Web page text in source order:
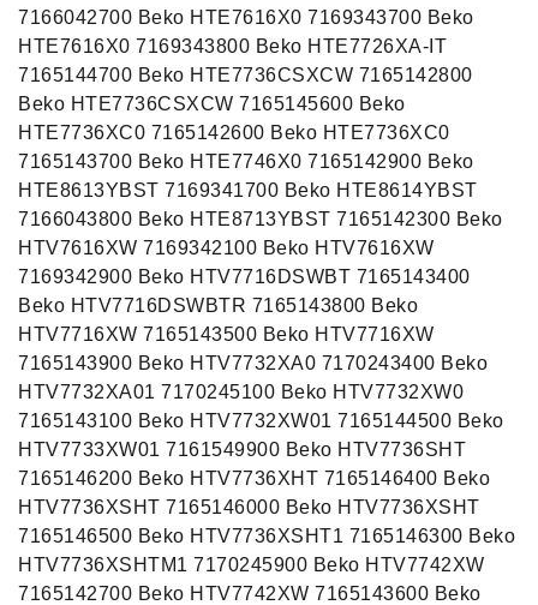
7166042700 Beko HTE7616X0 7169343700 Beko
HTE7616X0 7169343800 Beko HTE7726XA-IT
7165144700 Beko HTE7736CSXCW 7165142800
Beko HTE7736CSXCW 7165145600 Beko
HTE7736XC0 7165142600 Beko HTE7736XC0
7165143700 Beko HTE7746X0 7165142900 Beko
HTE8613YBST 7169341700 Beko HTE8614YBST
7166043800 Beko HTE8713YBST 7165142300 Beko
HTV7616XW 7169342100 Beko HTV7616XW
7169342900 Beko HTV7716DSWBT 7165143400
Beko HTV7716DSWBTR 7165143800 Beko
HTV7716XW 7165143500 Beko HTV7716XW
7165143900 Beko HTV7732XA0 7170243400 Beko
HTV7732XA01 7170245100 Beko HTV7732XW0
7165143100 Beko HTV7732XW01 7165144500 Beko
HTV7733XW01 7161549900 Beko HTV7736SHT
7165146200 Beko HTV7736XHT 7165146400 Beko
HTV7736XSHT 7165146000 Beko HTV7736XSHT
7165146500 Beko HTV7736XSHT1 7165146300 Beko
HTV7736XSHTM1 7170245900 Beko HTV7742XW
7165142700 Beko HTV7742XW 7165143600 Beko